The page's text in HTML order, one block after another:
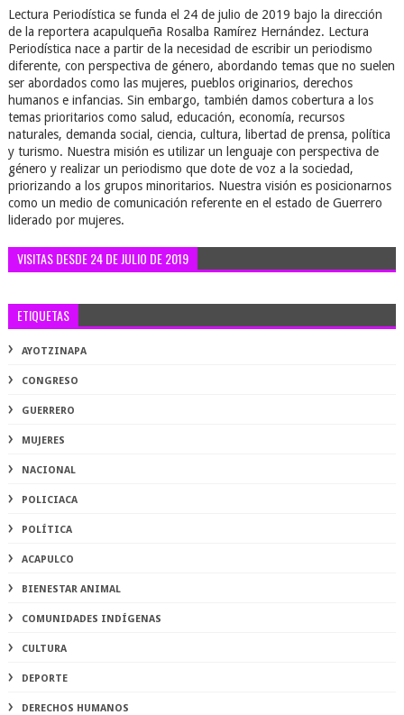
Lectura Periodística se funda el 24 de julio de 2019 bajo la dirección
de la reportera acapulqueña Rosalba Ramírez Hernández. Lectura
Periodística nace a partir de la necesidad de escribir un periodismo
diferente, con perspectiva de género, abordando temas que no suelen
ser abordados como las mujeres, pueblos originarios, derechos
humanos e infancias. Sin embargo, también damos cobertura a los
temas prioritarios como salud, educación, economía, recursos
naturales, demanda social, ciencia, cultura, libertad de prensa, política
y turismo. Nuestra misión es utilizar un lenguaje con perspectiva de
género y realizar un periodismo que dote de voz a la sociedad,
priorizando a los grupos minoritarios. Nuestra visión es posicionarnos
como un medio de comunicación referente en el estado de Guerrero
liderado por mujeres.
VISITAS DESDE 24 DE JULIO DE 2019
ETIQUETAS
AYOTZINAPA
CONGRESO
GUERRERO
MUJERES
NACIONAL
POLICIACA
POLÍTICA
ACAPULCO
BIENESTAR ANIMAL
COMUNIDADES INDÍGENAS
CULTURA
DEPORTE
DERECHOS HUMANOS